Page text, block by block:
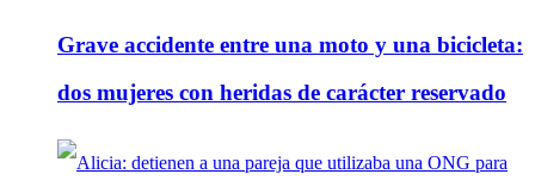
Grave accidente entre una moto y una bicicleta:
dos mujeres con heridas de carácter reservado